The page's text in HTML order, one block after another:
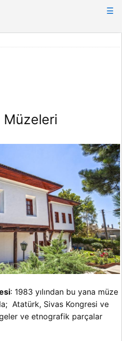
☰
Müzeleri
: 1983 yılından bu yana müze
Atatürk, Sivas Kongresi ve
ve etnografik parçalar